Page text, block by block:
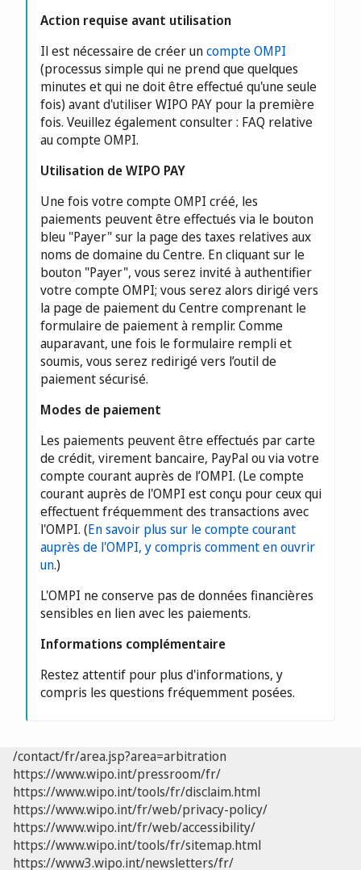
Action requise avant utilisation
Il est nécessaire de créer uncompte OMPI
(processus simple qui ne prend que quelques
minutes et qui ne doit être effectué qu'une seule
fois) avant d'utiliser WIPO PAY pour la première
fois. Veuillez également consulter : FAQ relative
au compte OMPI.
Utilisation de WIPO PAY
Une fois votre compte OMPI créé, les
paiements peuvent être effectués via le bouton
bleu "Payer" sur la page des taxes relatives aux
noms de domaine du Centre. En cliquant sur le
bouton "Payer", vous serez invité à authentifier
votre compte OMPI; vous serez alors dirigé vers
la page de paiement du Centre comprenant le
formulaire de paiement à remplir. Comme
auparavant, une fois le formulaire rempli et
soumis, vous serez redirigé vers l’outil de
paiement sécurisé.
Modes de paiement
Les paiements peuvent être effectués par carte
de crédit, virement bancaire, PayPal ou via votre
compte courant auprès de l’OMPI. (Le compte
courant auprès de l'OMPI est conçu pour ceux qui
effectuent fréquemment des transactions avec
l'OMPI. (En savoir plus sur le compte courant
auprès de l'OMPI, y compris comment en ouvrir
un.)
L'OMPI ne conserve pas de données financières
sensibles en lien avec les paiements.
Informations complémentaire
Restez attentif pour plus d'informations, y
compris les questions fréquemment posées.
/contact/fr/area.jsp?area=arbitration
https://www.wipo.int/pressroom/fr/
https://www.wipo.int/tools/fr/disclaim.html
https://www.wipo.int/fr/web/privacy-policy/
https://www.wipo.int/fr/web/accessibility/
https://www.wipo.int/tools/fr/sitemap.html
https://www3.wipo.int/newsletters/fr/